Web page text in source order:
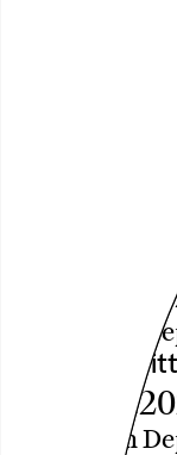
Virtuality
Sa,
Parzelle im
Freier Eintritt
So,
Parzelle im